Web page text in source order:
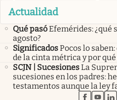
Actualidad
Qué pasóEfemérides: ¿qué
agosto?
SignificadosPocos lo
de la cinta métrica y por
SCJN | SucesionesLa
sucesiones en los padres:
testamentos aunque la ley
abre en